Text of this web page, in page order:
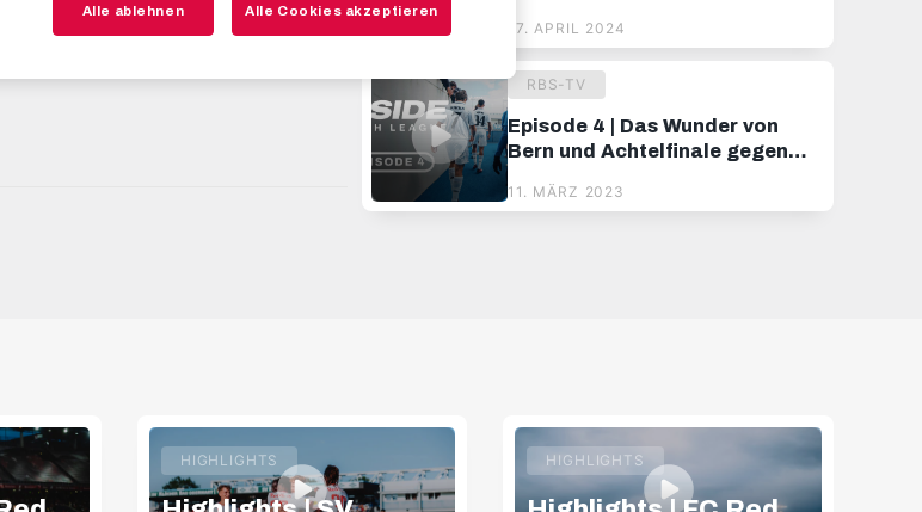
www.redbullsalzburg.at/tickets 🎒
17. APRIL 2024
RBS-TV
Episode 4 | Das Wunder von
Bern und Achtelfinale gegen
LEAGUE
11. MÄRZ 2023
HIGHLIGHTS HIGHLIGHTS
Alle ablehnen Alle Cookies akzeptieren